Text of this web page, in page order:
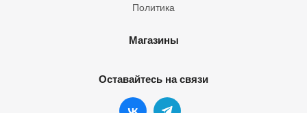
Политика
Магазины
Оставайтесь на связи